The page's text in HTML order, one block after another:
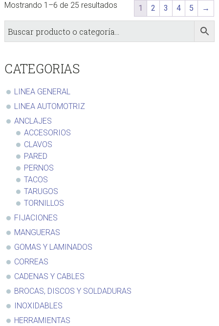
elegir
la
página
producto
elegir
en
página
Mostrando 1–6 de 25 resultados 1 2 3 4 5 →
sidebar
Store
Sidebar
CATEGORIAS
LINEA GENERAL
LINEA AUTOMOTRIZ
ANCLAJES
ACCESORIOS
CLAVOS
PARED
PERNOS
TACOS
TARUGOS
TORNILLOS
FIJACIONES
MANGUERAS
GOMAS Y LAMINADOS
CORREAS
CADENAS Y CABLES
BROCAS, DISCOS Y SOLDADURAS
INOXIDABLES
HERRAMIENTAS